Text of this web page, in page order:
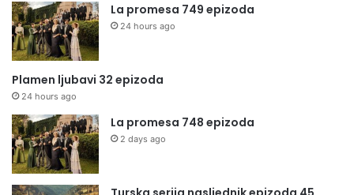
La promesa 749 epizoda
24 hours ago
Plamen ljubavi 32 epizoda
24 hours ago
La promesa 748 epizoda
2 days ago